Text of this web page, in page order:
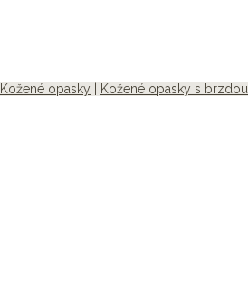
Kožené opasky Kožené opasky s brzdou